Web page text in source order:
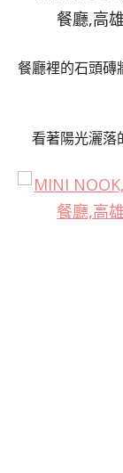
餐廳裡的石頭磚
看著陽光灑落